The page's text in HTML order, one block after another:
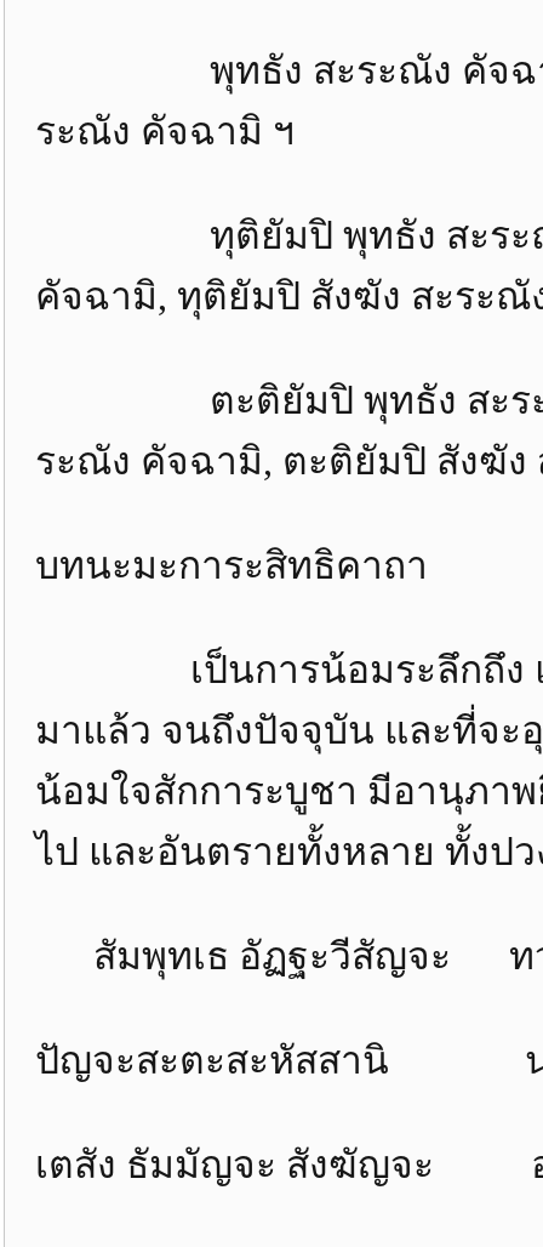
พุทธัง สะระณัง คัจฉามิ,
ระณัง คัจฉามิ ฯ
ทุติยัมปิ พุทธัง สะระณัง
คัจฉามิ, ทุติยัมปิ สังฆัง สะระณั
ตะติยัมปิ พุทธัง สะระณั
ระณัง คัจฉามิ, ตะติยัมปิ สังฆัง
บทนะมะการะสิท
เป็นการน้อมระลึกถึง แล
มาแล้ว จนถึงปัจจุบัน และที่จะ
น้อมใจสักการะบูชา มีอานุภา
ไป และอันตรายทั้งหลาย ทั้งป
สัมพุทเธ อัฏฐะวีสัญจะ ทว
ปัญจะสะตะสะหัสสานิ นะ
เตสัง ธัมมัญจะ สังฆัญจะ อ